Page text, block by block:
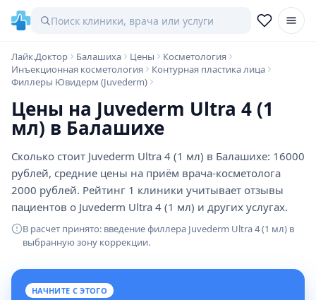
Лайк.Доктор Балашиха Цены
Косметология
Инъекционная косметология
Контурная пластика лица
Филлеры Ювидерм (Juvederm)
Цены на Juvederm Ultra 4 (1
мл) в Балашихе
Сколько стоит Juvederm Ultra 4 (1 мл) в Балашихе: 16000
рублей, средние цены на приём врача-косметолога
2000 рублей. Рейтинг 1 клиники учитывает отзывы
пациентов о Juvederm Ultra 4 (1 мл) и других услугах.
В расчет принято: введение филлера Juvederm Ultra 4 (1 мл) в
выбранную зону коррекции.
НАЧНИТЕ С ЭТОГО